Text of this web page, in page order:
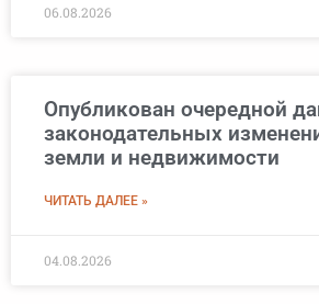
06.08.2026
Опубликован очередной
законодательных
земли и недвижимости
ЧИТАТЬ ДАЛЕЕ »
04.08.2026